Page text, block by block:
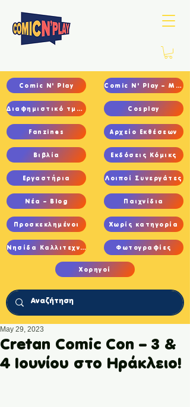
Comic N' Play
Διαφημιστικό τμήμα
Fanzines
Βιβλία
Εργαστήρια
Νέα – Blog
Προσκεκλημένοι
Νησίδα Καλλιτεχνών
Comic N' Play – Main
Cosplay
Αρχείο Εκθέσεων
Εκδόσεις Κόμικς
Λοιποί Συνεργάτες
Παιχνίδια
Χωρίς κατηγορία
Φωτογραφίες
Χορηγοί
Cretan Comic Con – 3 &
4 Ιουνίου στο Ηράκλειο!
May 29, 2023